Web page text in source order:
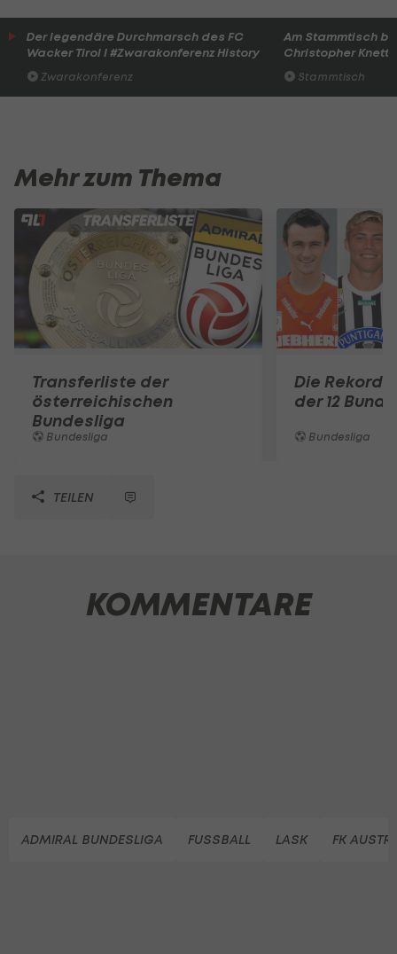
Der legendäre Durchmarsch des FC
Wacker Tirol I #Zwarakonferenz History
Zwarakonferenz
Am Stammtisch
Christopher Knett
Stammtisch
Mehr zum Thema
Transferliste der
österreichischen
Bundesliga
Bundesliga
Die Rekord-
der 12
Bundesliga
TEILEN
KOMMENTARE
ADMIRAL BUNDESLIGA FUSSBALL LASK FK